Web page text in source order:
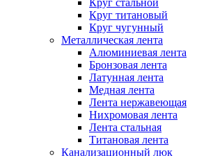
Круг стальной
Круг титановый
Круг чугунный
Металлическая лента
Алюминиевая лента
Бронзовая лента
Латунная лента
Медная лента
Лента нержавеющая
Нихромовая лента
Лента стальная
Титановая лента
Канализационный люк